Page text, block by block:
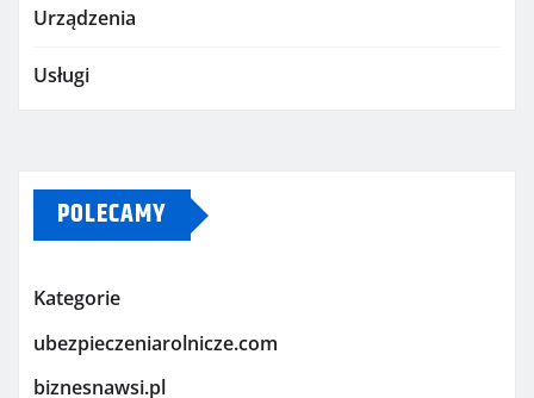
Urządzenia
Usługi
POLECAMY
Kategorie
ubezpieczeniarolnicze.com
biznesnawsi.pl